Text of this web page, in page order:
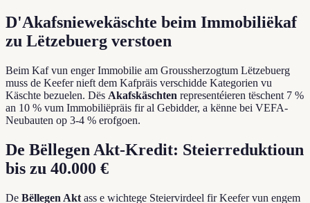
D'Akafsniewekäschte beim Immobiliëkaf
zu Lëtzebuerg verstoen
Beim Kaf vun enger Immobilie am Groussherzogtum Lëtzebuerg
muss de Keefer nieft dem Kafpräis verschidde Kategorien vu
Käschte bezuelen. Dës Akafskäschten representéieren tëschent 7 %
an 10 % vum Immobiliëpräis fir al Gebidder, a kënne bei VEFA-
Neubauten op 3-4 % erofgoen.
De Bëllegen Akt-Kredit: Steierreduktioun
bis zu 40.000 €
De Bëllegen Akt ass e wichtege Steiervirdeel fir Keefer vun engem